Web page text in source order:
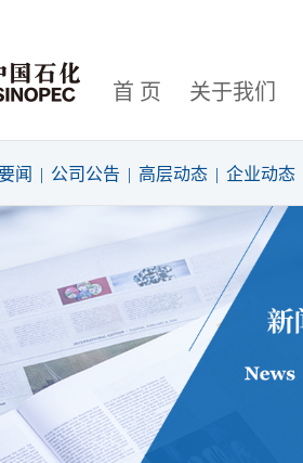
首 页 关于我们
闻 | 公司公告 | 高层动态 | 企业动态